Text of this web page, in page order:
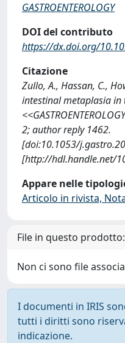
GASTROENTEROLOGY
DOI del contributo
https://dx.doi.org/
Citazione
Zullo, A., Hassan, C.,
intestinal metaplasia in
2; author reply 1462.
[doi:10.1053/
[http://hdl.handle.net/
Appare nelle
Articolo in rivista,
File in questo prodotto:
Non ci sono file
I documenti in IRIS
tutti i diritti sono
indicazione.